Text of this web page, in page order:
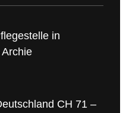
in
CH 71 –